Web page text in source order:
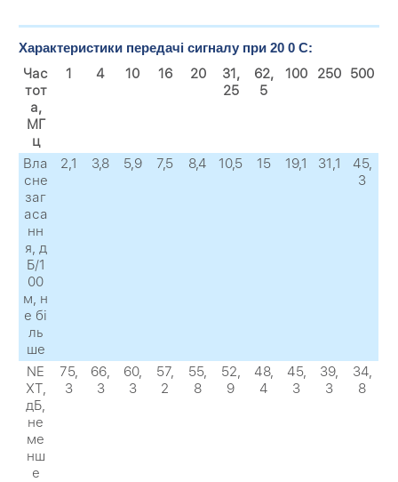
Характеристики передачі сигналу при 20 0 C:
Час
тот
а,
МГ
ц
1 4 10 16 20
31,
25
62,
5
100 250 500
Вла
сне
заг
аса
нн
я, д
Б/1
00
м, н
е бі
ль
ше
2,1 3,8 5,9 7,5 8,4 10,5 15 19,1 31,1
45,
3
NE
XТ,
дБ,
не
ме
нш
е
75,
3
66,
3
60,
3
57,
2
55,
8
52,
9
48,
4
45,
3
39,
3
34,
8